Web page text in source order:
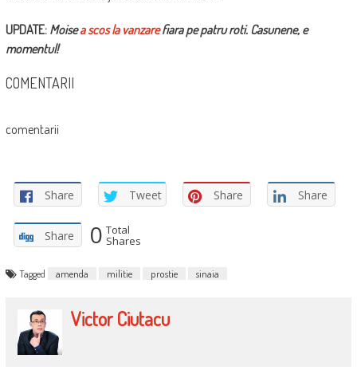
UPDATE: Moisea scos la vanzarefiara pe patru roti. Casunene, e
momentul!
COMENTARII
comentarii
Share Tweet Share Share
Share 0 Total
Shares
Tagged amenda militie prostie sinaia
Victor Ciutacu